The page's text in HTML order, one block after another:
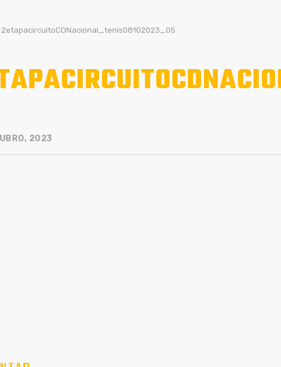
2etapacircuitoCDNacional_tenis08102023_05
2023